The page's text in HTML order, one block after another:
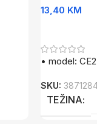
13,40 KM
• model:
SKU:
TEŽINA